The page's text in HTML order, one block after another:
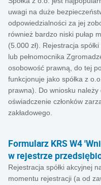
uwagi na duże
odpowiedzialności za jej
również bardzo niski pułap
(5.000 zł). Rejestracja
lub pełnomocnika
osobowość prawną, do tej
funkcjonuje jako spółka z
prawna). Do wniosku należy
oświadczenie członków
zakładowego.
Formularz KRS W4
w rejestrze
Rejestracja spółki akcyjnej
momentu rejestracji (a od